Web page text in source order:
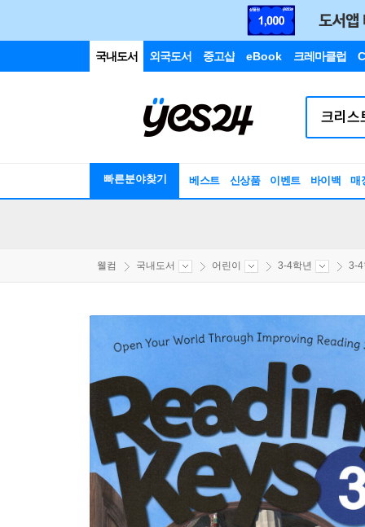
국내도서 외국도서 중고샵 eBook 크레마클럽
빠른분야찾기 베스트 신상품 이벤트 바이백 매
웰컴 국내도서 어린이 3-4학년 3-4